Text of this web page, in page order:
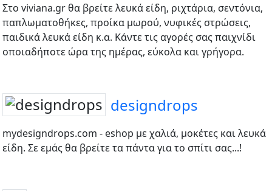
Στο viviana.gr θα βρείτε λευκά είδη, ριχτάρια, σεντόνια,
παπλωματοθήκες, προίκα μωρού, νυφικές στρώσεις,
παιδικά λευκά είδη κ.α. Κάντε τις αγορές σας παιχνίδι
οποιαδήποτε ώρα της ημέρας, εύκολα και γρήγορα.
designdrops
mydesigndrops.com - eshop με χαλιά, μοκέτες και λευκά
είδη. Σε εμάς θα βρείτε τα πάντα για το σπίτι σας...!